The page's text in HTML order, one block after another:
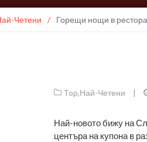
Четени / Горещи нощи в
Top,Най-Четени |
Най-новото бижу на
центъра на купона в